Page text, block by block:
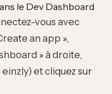
le Dev Dashboard
vous avec
an app »,
» à droite,
et cliquez sur